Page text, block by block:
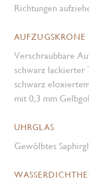
Richtungen
AUFZUGSKRONE
Verschraubbare
schwarz lackierter
schwarz
mit 0,3 mm
UHRGLAS
Gewölbtes